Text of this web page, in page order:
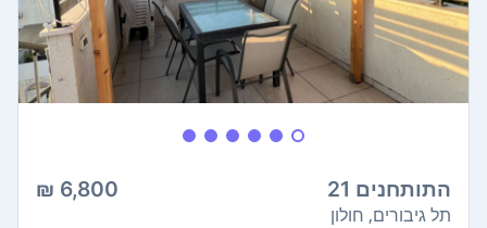
התותחנים 21 6,800 ₪
תל גיבורים, חולון